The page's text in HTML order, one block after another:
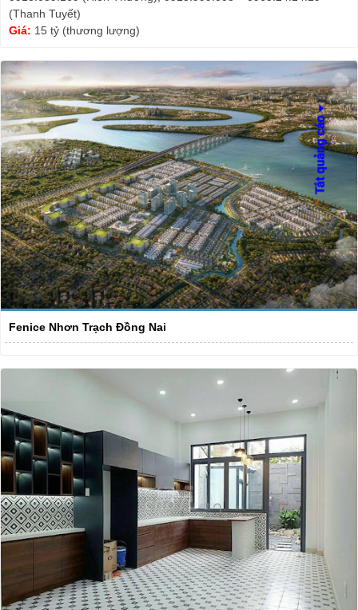
(Thanh Tuyết)
Giá: 15 tỷ (thương lượng)
Fenice Nhơn Trạch Đồng Nai